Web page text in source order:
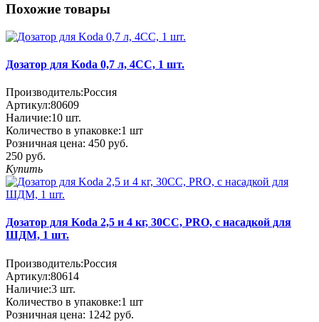
Похожие товары
Дозатор для Koda 0,7 л, 4СС, 1 шт.
Производитель:Россия
Артикул:80609
Наличие:10 шт.
Количество в упаковке:1 шт
Розничная цена: 450 руб.
250 руб.
Купить
Дозатор для Koda 2,5 и 4 кг, 30СС, PRO, с насадкой для
ШДМ, 1 шт.
Производитель:Россия
Артикул:80614
Наличие:3 шт.
Количество в упаковке:1 шт
Розничная цена: 1242 руб.